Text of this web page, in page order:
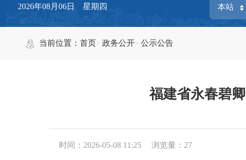
2026年08月06日 星期四
当前位置：首页 政务公开 公示公告
福建省永春碧
时间：2026-05-08 11:25 浏览量： 27